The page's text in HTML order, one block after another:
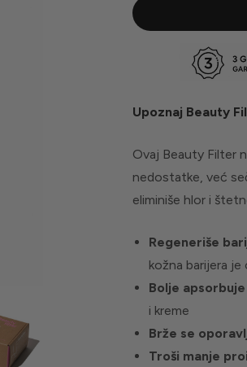
Upoznaj Beauty
Ovaj Beauty Filter
nedostatke, već
eliminiše hlor i
Regeneriše
kožna barijera je
Bolje
i kreme
Brže se
Troši manje